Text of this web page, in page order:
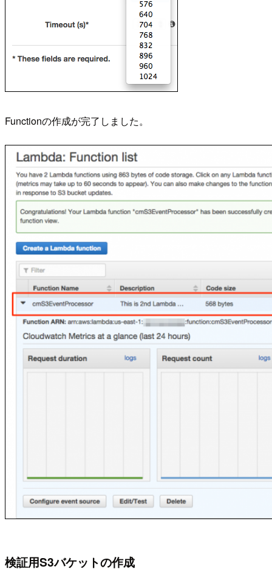
Functionの作成が完了しました。
検証用S3バケットの作成